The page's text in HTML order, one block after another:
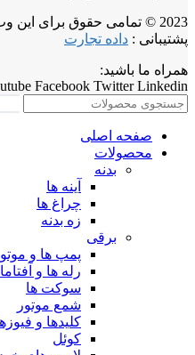
2023 © تمامی حقوق برای
پشتیبانی : داده تجارت
همراه ما باشید:
Facebook Twitter Linkedin
صفحه اصلی
محصولات
بدنه
آینه ها
چراغ ها
زه بدنه
برقی
پمپ ها و
رله ها و
سوکت ها
شمع موتور
کلیدها و
کوئل